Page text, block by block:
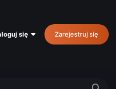
się Zarejestruj się